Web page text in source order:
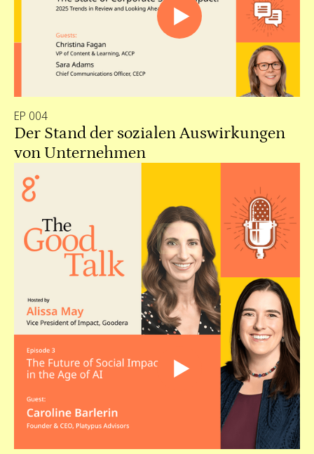
EP 004
Der Stand der sozialen Auswirkungen
von Unternehmen